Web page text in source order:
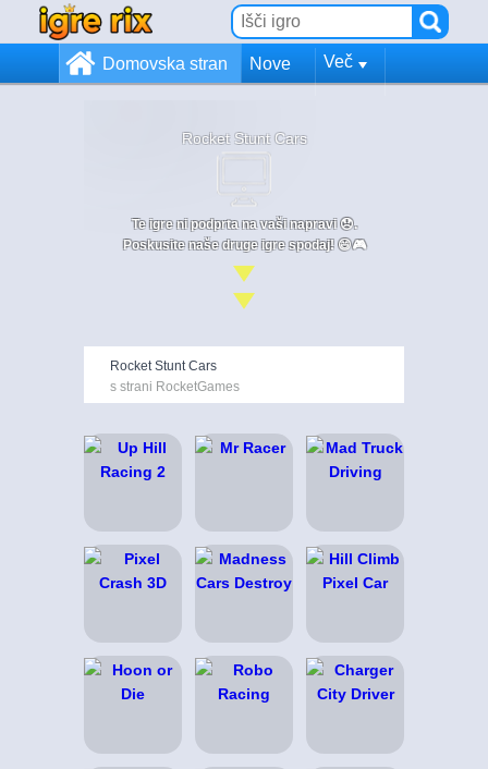
Domovska stran Nove Več
Rocket Stunt Cars
Te igre ni podprta na vaši napravi 😞.
Poskusite naše druge igre spodaj! 😄🎮
Rocket Stunt Cars
s strani RocketGames